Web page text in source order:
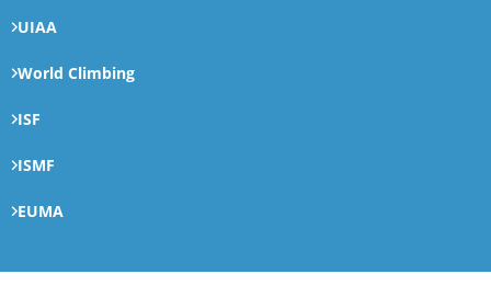
UIAA
World Climbing
ISF
ISMF
EUMA